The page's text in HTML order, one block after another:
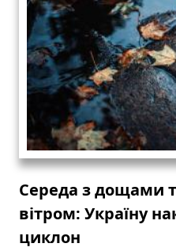
Середа з дощами
вітром: Україну
циклон